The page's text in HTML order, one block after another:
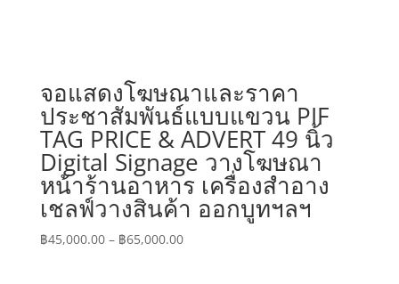
จอแสดงโฆษณาและราคา
ประชาสัมพันธ์แบบแขวน PIF
TAG PRICE & ADVERT 49 นิ้ว
Digital Signage วางโฆษณา
หน้าร้านอาหาร เครื่องสำอาง
เชลฟ์วางสินค้า ออกบูทฯลฯ
฿45,000.00 – ฿65,000.00Price